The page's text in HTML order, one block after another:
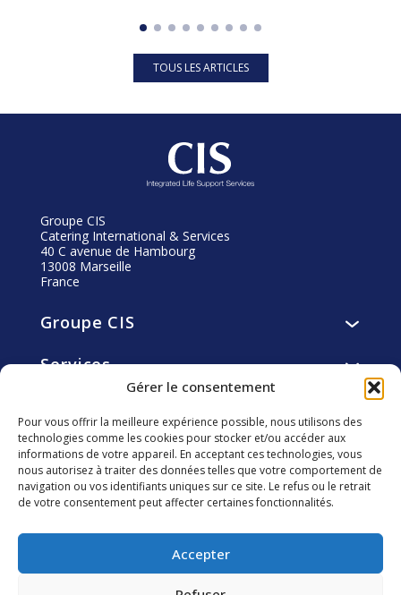
Gérer le consentement
Pour vous offrir la meilleure expérience possible, nous utilisons des
technologies comme les cookies pour stocker et/ou accéder aux
informations de votre appareil. En acceptant ces technologies, vous
nous autorisez à traiter des données telles que votre comportement de
navigation ou vos identifiants uniques sur ce site. Le refus ou le retrait
de votre consentement peut affecter certaines fonctionnalités.
Accepter
TOUS LES ARTICLES
Groupe CIS
Catering International & Services
40 C avenue de Hambourg
13008 Marseille
France
Groupe CIS
Vision, mission, valeurs
Gouvernance
Éthique
Fondation CIS
Développement Durable
Services
Services de restauration
Services de facility et utility management
smart4you solutions innovantes
Résidents
Collaborateurs
Clients
Communautés locales
Carrière
Pourquoi nous rejoindre ?
Découvrir les métiers de CIS
Investisseurs
Agenda Financier
Assemblée générale
Informations réglementées
Publications financières
Suivez-nous